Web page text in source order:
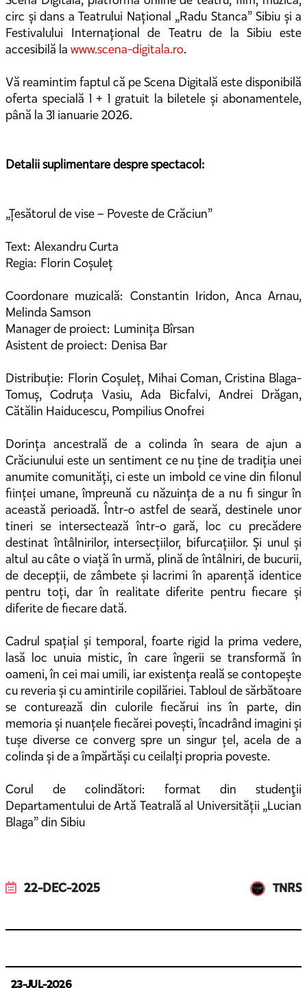
circ și dans a Teatrului Național „Radu Stanca” Sibiu și a
Festivalului Internațional de Teatru de la Sibiu este
accesibilă la www.scena-digitala.ro.
Vă reamintim faptul că pe Scena Digitală este disponibilă
oferta specială 1 + 1 gratuit la biletele și abonamentele,
până la 31 ianuarie 2026.
Detalii suplimentare despre spectacol:
„Țesătorul de vise – Poveste de Crăciun”
Text: Alexandru Curta
Regia: Florin Coșuleț
Coordonare muzicală: Constantin Iridon, Anca Arnau,
Melinda Samson
Manager de proiect: Luminița Bîrsan
Asistent de proiect: Denisa Bar
Distribuție: Florin Coșuleț, Mihai Coman, Cristina Blaga-
Tomuș, Codruța Vasiu, Ada Bicfalvi, Andrei Drăgan,
Cătălin Haiducescu, Pompilius Onofrei
Dorința ancestrală de a colinda în seara de ajun a
Crăciunului este un sentiment ce nu ține de tradiția unei
anumite comunități, ci este un imbold ce vine din filonul
ființei umane, împreună cu năzuința de a nu fi singur în
această perioadă. Într-o astfel de seară, destinele unor
tineri se intersectează într-o gară, loc cu precădere
destinat întâlnirilor, intersecțiilor, bifurcațiilor. Și unul și
altul au câte o viață în urmă, plină de întâlniri, de bucurii,
de decepții, de zâmbete și lacrimi în aparență identice
pentru toți, dar în realitate diferite pentru fiecare și
diferite de fiecare dată.
Cadrul spațial și temporal, foarte rigid la prima vedere,
lasă loc unuia mistic, în care îngerii se transformă în
oameni, în cei mai umili, iar existența reală se contopește
cu reveria și cu amintirile copilăriei. Tabloul de sărbătoare
se conturează din culorile fiecărui ins în parte, din
memoria și nuanțele fiecărei povești, încadrând imagini și
tușe diverse ce converg spre un singur țel, acela de a
colinda și de a împărtăși cu ceilalți propria poveste.
Corul de colindători: format din studenţii
Departamentului de Artă Teatrală al Universității „Lucian
Blaga” din Sibiu
22-DEC-2025 TNRS
23-JUL-2026